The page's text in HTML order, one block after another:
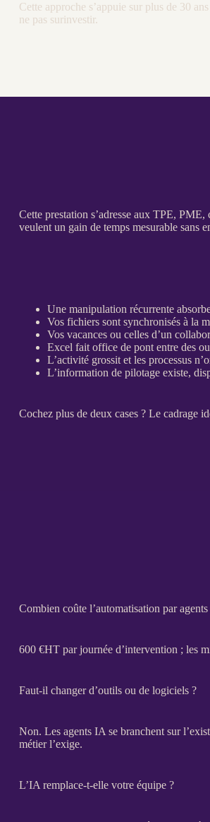
Cette approche s’appuie sur plus de 30
ne pas surinvestir.
Cette prestation s’adresse aux TPE, PME,
veulent un gain de temps mesurable sans
Une manipulation récurrente
Vos fichiers sont synchronisés à la
Vos vacances ou celles d’un
Excel fait office de pont entre des
L’activité grossit et les processus
L’information de pilotage existe,
Cochez plus de deux cases ? Le cadrage
Combien coûte l’automatisation par
600 €HT par journée d’intervention ; les
Faut-il changer d’outils ou de logiciels ?
Non. Les agents IA se branchent sur
métier l’exige.
L’IA remplace-t-elle votre équipe ?